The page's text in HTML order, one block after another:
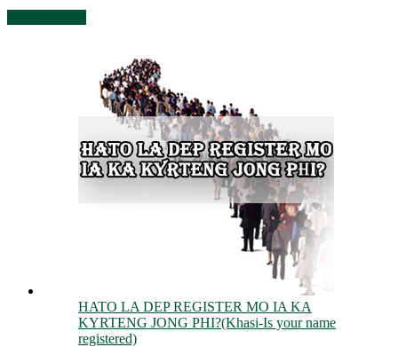
HATO LA DEP REGISTER MO IA KA
KYRTENG JONG PHI?(Khasi-Is your name
registered)